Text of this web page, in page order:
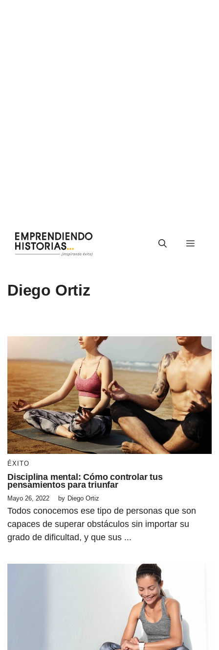
contenido
Menú
Diego Ortiz
ÉXITO
Disciplina mental: Cómo controlar tus
pensamientos para triunfar
Mayo 26, 2022 by Diego Ortiz
Todos conocemos ese tipo de personas que son
capaces de superar obstáculos sin importar su
grado de dificultad, y que sus ...